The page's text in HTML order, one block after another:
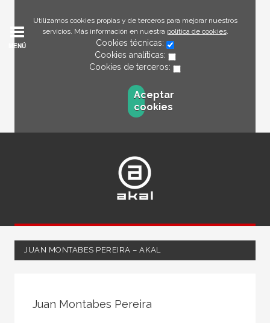
Utilizamos cookies propias y de terceros para mejorar nuestros
servicios. Más información en nuestra política de cookies.
Cookies técnicas:
Cookies analíticas:
Cookies de terceros:
Aceptar
cookies
MENÚ
JUAN MONTABES PEREIRA – AKAL
Juan Montabes Pereira